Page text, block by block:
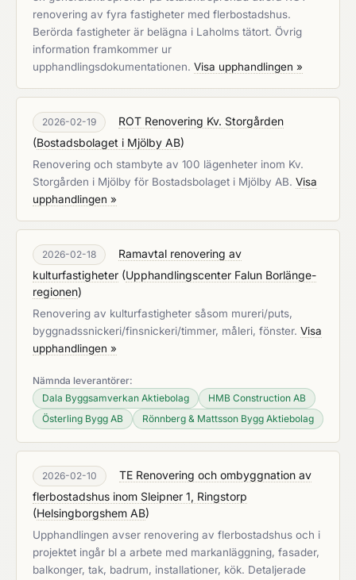
renovering av fyra fastigheter med flerbostadshus.
Berörda fastigheter är belägna i Laholms tätort. Övrig
information framkommer ur
upphandlingsdokumentationen. Visa upphandlingen »
2026-02-19
ROT Renovering Kv. Storgården
(Bostadsbolaget i Mjölby AB)
Renovering och stambyte av 100 lägenheter inom Kv.
Storgården i Mjölby för Bostadsbolaget i Mjölby AB. Visa
upphandlingen »
2026-02-18
Ramavtal renovering av
kulturfastigheter (Upphandlingscenter Falun Borlänge-
regionen)
Renovering av kulturfastigheter såsom mureri/puts,
byggnadssnickeri/finsnickeri/timmer, måleri, fönster. Visa
upphandlingen »
Nämnda leverantörer:
Dala Byggsamverkan Aktiebolag
HMB Construction AB
Österling Bygg AB
Rönnberg & Mattsson Bygg Aktiebolag
2026-02-10
TE Renovering och ombyggnation av
flerbostadshus inom Sleipner 1, Ringstorp
(Helsingborgshem AB)
Upphandlingen avser renovering av flerbostadshus och i
projektet ingår bl a arbete med markanläggning, fasader,
balkonger, tak, badrum, installationer, kök. Detaljerade